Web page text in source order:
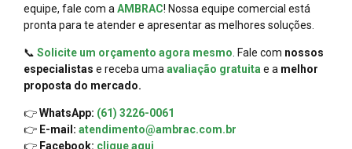
equipe, fale com aAMBRAC! Nossa equipe comercial está
pronta para te atender e apresentar as melhores soluções.
📞 Solicite um orçamento agora mesmo. Fale com nossos
especialistas e receba umaavaliação gratuitae a melhor
proposta do mercado.
👉WhatsApp: (61) 3226-0061
👉 E-mail: atendimento@ambrac.com.br
👉 Facebook: clique aqui